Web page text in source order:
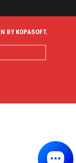
BY KOPASOFT.